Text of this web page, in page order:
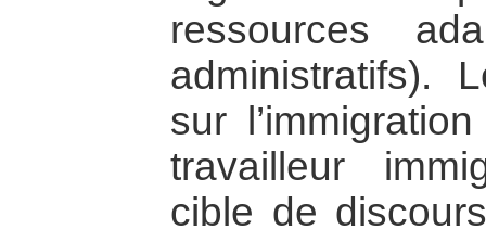
ressources
administratifs).
sur
travailleur
cible de